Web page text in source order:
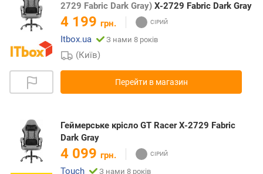
2729 Fabric Dark Gray) X-2729 Fabric Dark Gray
4 199 грн.
Itbox.ua
З нами 8 років
(Київ)
Перейти в магазин
Геймерське крісло GT Racer X-2729 Fabric
Dark Gray
4 099 грн.
Touch
З нами 8 років